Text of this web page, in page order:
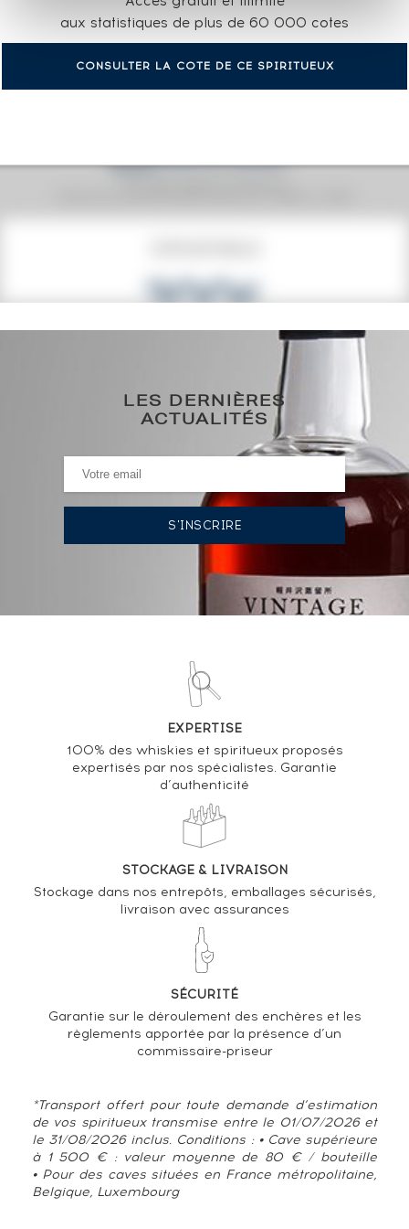
aux statistiques de plus de 60 000 cotes
CONSULTER LA COTE DE CE SPIRITUEUX
200€
(plus haut annuel)
0€ (plus bas annuel)
HISTORIQUE DES ADJUDICATIONS
155
13/12/2024 155
236€
VOUS POSSÉDEZ UN SPIRITUEUX IDENTIQUE ?
VENDEZ-LE !
Analyse & Performance du spiritueux
Ardbeg Of. Blasda
VARIATION DE LA COTE
LES DERNIÈRES
ACTUALITÉS
EXPERTISE
100% des whiskies et spiritueux proposés
expertisés par nos spécialistes. Garantie
d’authenticité
STOCKAGE & LIVRAISON
Stockage dans nos entrepôts, emballages sécurisés,
livraison avec assurances
SÉCURITÉ
Garantie sur le déroulement des enchères et les
règlements apportée par la présence d’un
commissaire-priseur
*Transport offert pour toute demande d’estimation
de vos spiritueux transmise entre le 01/07/2026 et
le 31/08/2026 inclus. Conditions : • Cave supérieure
à 1 500 € : valeur moyenne de 80 € / bouteille
• Pour des caves situées en France métropolitaine,
Belgique, Luxembourg